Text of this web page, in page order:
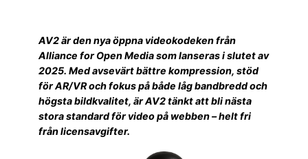
AV2 är den nya öppna videokodeken från
Alliance for Open Media som lanseras i slutet av
2025. Med avsevärt bättre kompression, stöd
för AR/VR och fokus på både låg bandbredd och
högsta bildkvalitet, är AV2 tänkt att bli nästa
stora standard för video på webben – helt fri
från licensavgifter.